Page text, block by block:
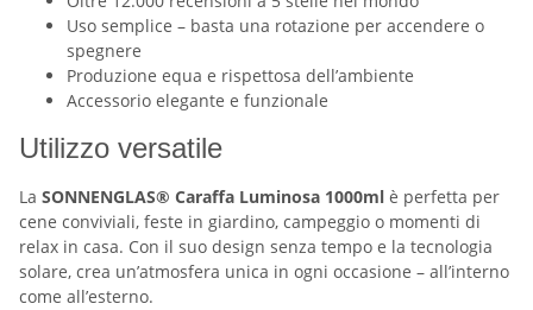
Uso semplice – basta una rotazione per accendere o
spegnere
Produzione equa e rispettosa dell’ambiente
Accessorio elegante e funzionale
Utilizzo versatile
La SONNENGLAS® Caraffa Luminosa 1000ml è perfetta per
cene conviviali, feste in giardino, campeggio o momenti di
relax in casa. Con il suo design senza tempo e la tecnologia
solare, crea un’atmosfera unica in ogni occasione – all’interno
come all’esterno.